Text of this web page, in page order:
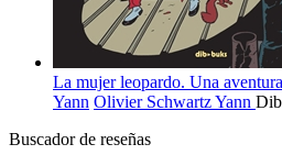
La mujer leopardo. Una
Yann Olivier SchwartzYann
Buscador de reseñas